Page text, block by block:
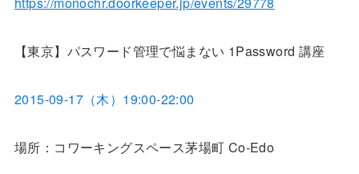
【東京】パスワード管理で悩まない 1Password 講座
2015-09-17（木）19:00-22:00
場所：コワーキングスペース茅場町 Co-Edo